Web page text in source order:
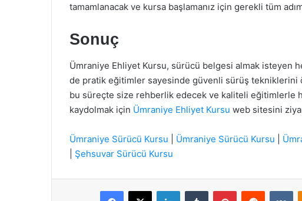
tamamlanacak ve kursa başlamanız için gerekli tüm
Sonuç
Ümraniye Ehliyet Kursu, sürücü belgesi almak isteyen
de pratik eğitimler sayesinde güvenli sürüş tekniklerini
bu süreçte size rehberlik edecek ve kaliteli eğitimlerle
kaydolmak için Ümraniye Ehliyet Kursu web sitesini
Ümraniye Sürücü Kursu Ümraniye Sürücü Kursu
Şehsuvar Sürücü Kursu
Facebook
X LinkedInTumblr PinterestReddit